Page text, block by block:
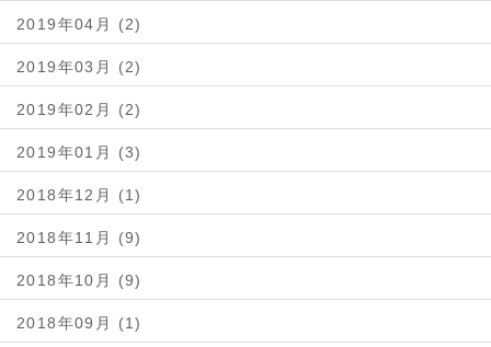
2019年04月 (2)
2019年03月 (2)
2019年02月 (2)
2019年01月 (3)
2018年12月 (1)
2018年11月 (9)
2018年10月 (9)
2018年09月 (1)